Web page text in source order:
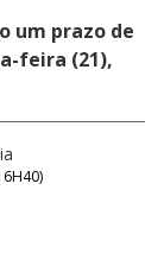
um prazo de
feira (21),
)